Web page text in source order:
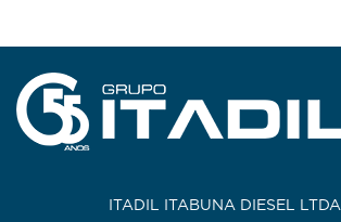
ITADIL ITABUNA DIESEL LTDA